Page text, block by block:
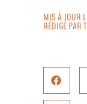
MIS À JOUR
RÉDIGÉ PAR